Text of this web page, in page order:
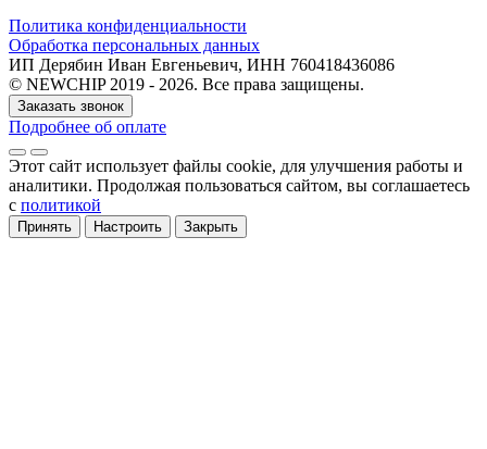
Политика конфиденциальности
Обработка персональных данных
ИП Дерябин Иван Евгеньевич, ИНН 760418436086
© NEWCHIP 2019 - 2026. Все права защищены.
Заказать звонок
Подробнее об оплате
Этот сайт использует файлы cookie, для улучшения работы и
аналитики. Продолжая пользоваться сайтом, вы соглашаетесь
с политикой
Принять Настроить Закрыть